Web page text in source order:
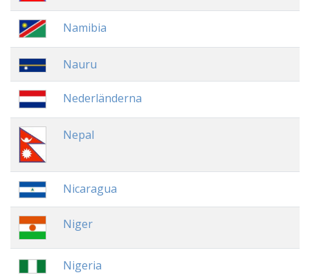
Namibia
Nauru
Nederländerna
Nepal
Nicaragua
Niger
Nigeria